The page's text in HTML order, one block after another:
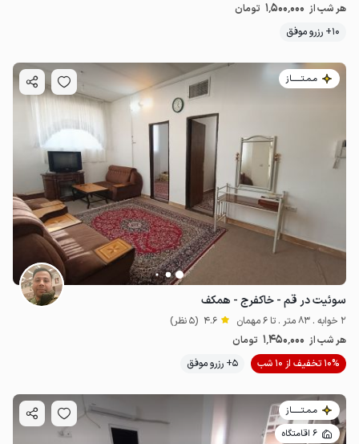
هر شب از 1٬500٬000 تومان
10+ رزرو موفق
مـمـتــــــاز
سوئیت در قم - خاکفرج - همکف
2 خوابه . 83 متر . تا 6 مهمان 4.6 (5 نظر)
هر شب از 1٬450٬000 تومان
10% تخفیف از 10 شب
5+ رزرو موفق
مـمـتــــــاز
6 اقامتگاه